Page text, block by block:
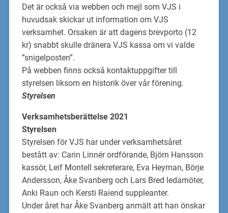
Det är också via webben och mejl som VJS i
huvudsak skickar ut information om VJS
verksamhet. Orsaken är att dagens brevporto (12
kr) snabbt skulle dränera VJS kassa om vi valde
”snigelposten”.
På webben finns också kontaktuppgifter till
styrelsen liksom en historik över vår förening.
Styrelsen
Verksamhetsberättelse 2021
Styrelsen
Styrelsen för VJS har under verksamhetsåret
bestått av: Carin Linnér ordförande, Björn Hansson
kassör, Leif Montell sekreterare, Eva Heyman, Börje
Andersson, Åke Svanberg och Lars Bred ledamöter,
Anki Raun och Kersti Raiend suppleanter.
Under året har Åke Svanberg anmält att han önskar